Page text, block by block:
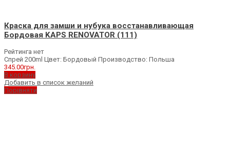
Краска для замши и нубука восстанавливающая
Бордовая KAPS RENOVATOR (111)
Рейтинга нет
Спрей 200ml Цвет: Бордовый Производство: Польша
345.00грн.
В корзину
Добавить в список желаний
Порівняти